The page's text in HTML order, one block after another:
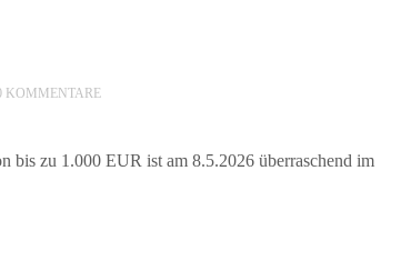
KOMMENTARE
bis zu 1.000 EUR ist am 8.5.2026 überraschend im